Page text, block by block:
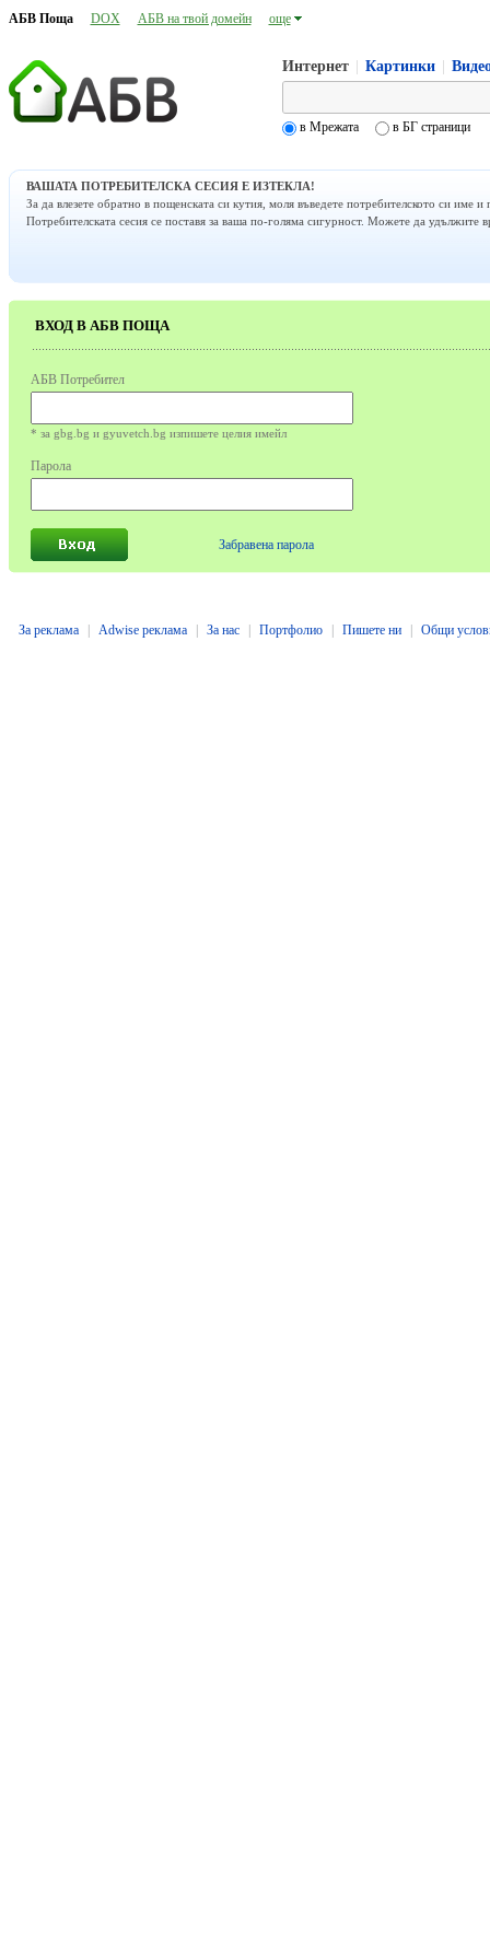
АБВ Поща DOX АБВ на твой домейн още
Интернет Картинки
в Мрежата в БГ страници
ВАШАТА ПОТРЕБИТЕЛСКА СЕСИЯ Е ИЗТЕКЛА!
За да влезете обратно в пощенската си кутия, моля въведете потребителското си име
Потребителската сесия се поставя за ваша по-голяма сигурност. Можете да
ВХОД В АБВ ПОЩА
АБВ Потребител
* за gbg.bg и gyuvetch.bg изпишете целия имейл
Парола
Забравена парола
За реклама Adwise реклама За нас Портфолио Пишете ни Общи